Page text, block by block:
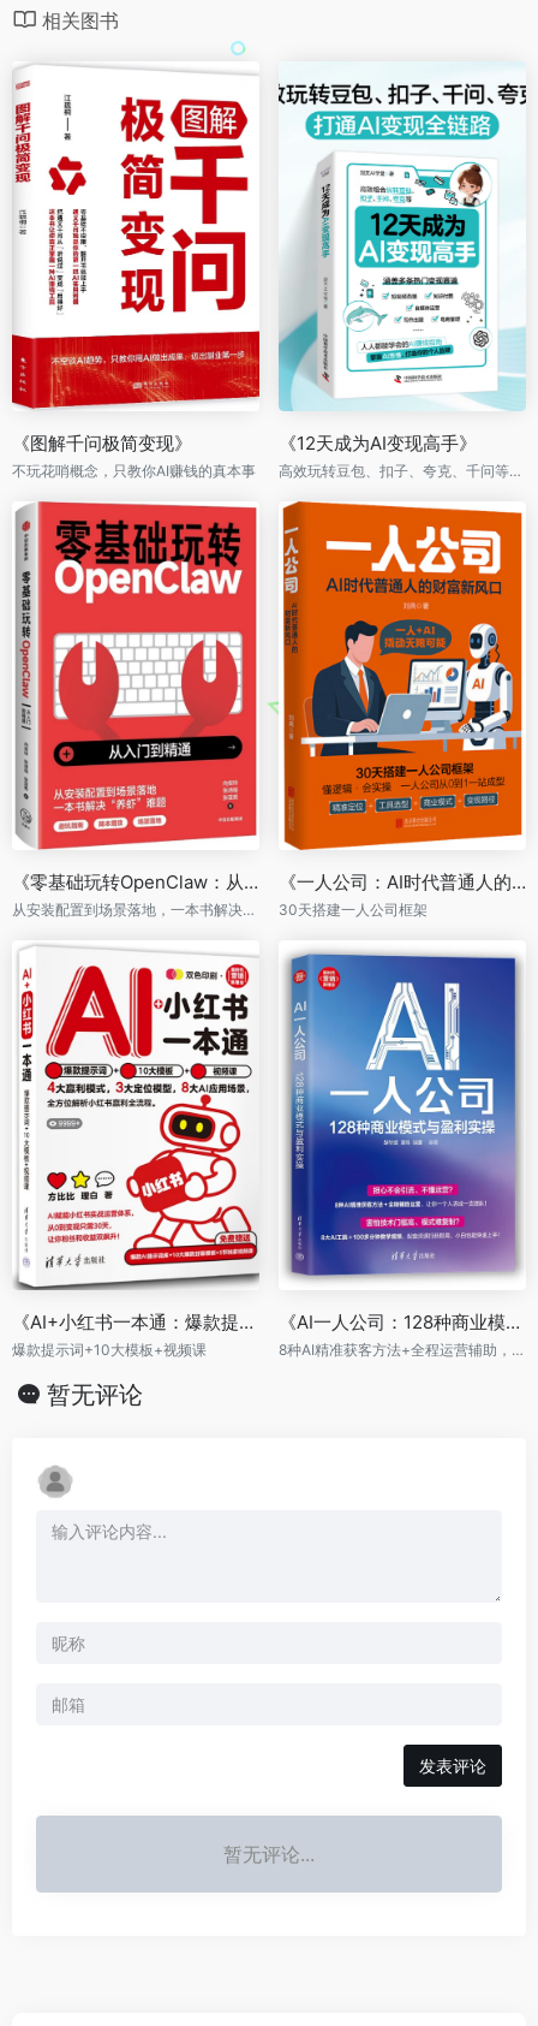
相关图书
《图解千问极简变现》
不玩花哨概念，只教你AI赚钱的真本事
《12天成为AI变现高手》
高效玩转豆包、扣子、夸克、千问等，打通AI变现全链路
《零基础玩转OpenClaw：从入门到精通》
从安装配置到场景落地，一本书解决“养虾”难题
《一人公司：AI时代普通人的财富新风口》
30天搭建一人公司框架
《AI+小红书一本通：爆款提示词+10大模板+视频课》
爆款提示词+10大模板+视频课
《AI一人公司：128种商业模式与盈利实操》
8种AI精准获客方法+全程运营辅助，让你一个人活成一支团队
暂无评论
发表评论
暂无评论...